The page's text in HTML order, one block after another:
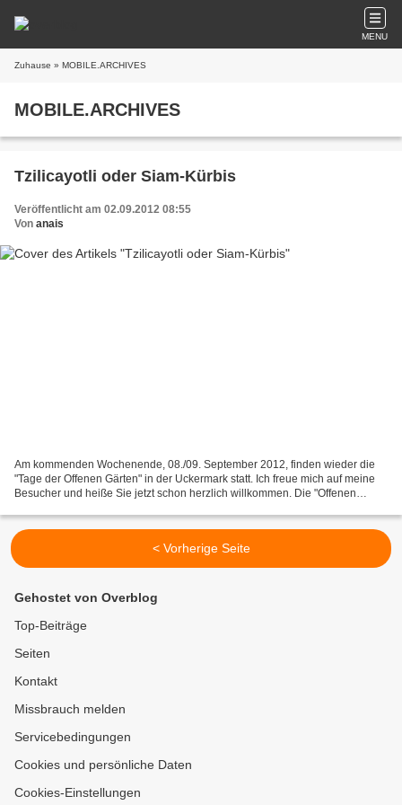
MENU
Zuhause » MOBILE.ARCHIVES
MOBILE.ARCHIVES
Tzilicayotli oder Siam-Kürbis
Veröffentlicht am 02.09.2012 08:55
Von anais
Am kommenden Wochenende, 08./09. September 2012, finden wieder die
"Tage der Offenen Gärten" in der Uckermark statt. Ich freue mich auf meine
Besucher und heiße Sie jetzt schon herzlich willkommen. Die "Offenen
< Vorherige Seite
Gehostet von Overblog
Top-Beiträge
Seiten
Kontakt
Missbrauch melden
Servicebedingungen
Cookies und persönliche Daten
Cookies-Einstellungen